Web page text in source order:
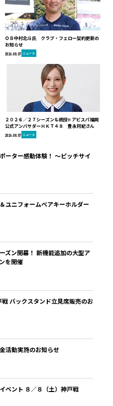
ＯＢ中村北斗氏 クラブ・フェロー契約更新の
お知らせ
2026.08.07 ニュース
２０２６／２７シーズンも続投!! アビスパ福岡
公式アンバサダーＨＫＴ４８ 豊永阿紀さん
2026.08.07 ニュース
ーター感動体験！ ～ピッチサイ
ユニフォームベアキーホルダー
ズン開幕！ 新機能追加の大型ア
を開催
戦 バックスタンド立見席販売のお
活動実施のお知らせ
ベント ８／８（土）神戸戦